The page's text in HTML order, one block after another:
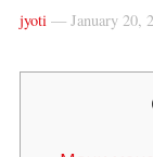
jyoti— January 20,